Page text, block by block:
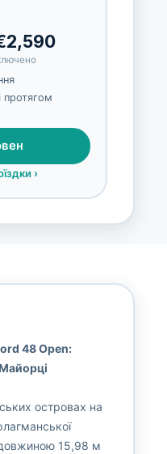
протягом
›
48 Open:
островах на
довжиною 15,98 м